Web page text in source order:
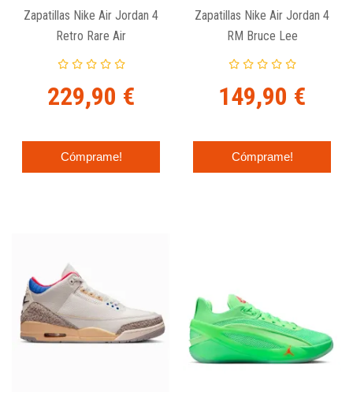
Zapatillas Nike Air Jordan 4
Retro Rare Air
229,90 €
Cómprame!
Zapatillas Nike Air Jordan 4
RM Bruce Lee
149,90 €
Cómprame!